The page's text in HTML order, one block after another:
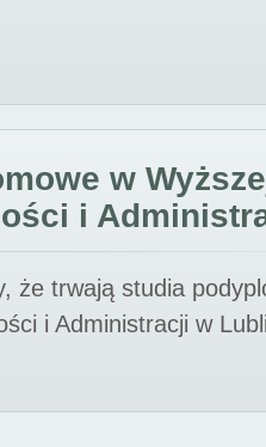
w
i
że trwają studia
i Administracji w